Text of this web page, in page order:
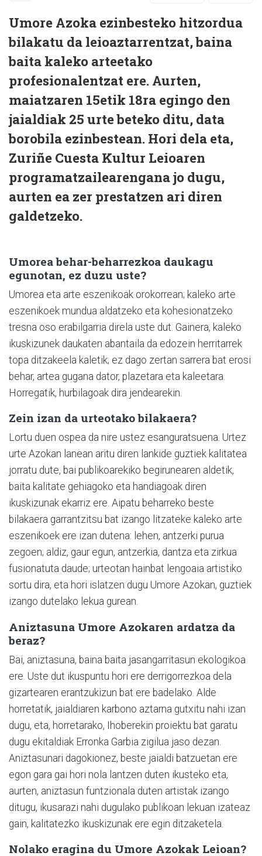
Umore Azoka ezinbesteko hitzordua
bilakatu da leioaztarrentzat, baina
baita kaleko arteetako
profesionalentzat ere. Aurten,
maiatzaren 15etik 18ra egingo den
jaialdiak 25 urte beteko ditu, data
borobila ezinbestean. Hori dela eta,
Zuriñe Cuesta Kultur Leioaren
programatzailearengana jo dugu,
aurten ea zer prestatzen ari diren
galdetzeko.
Umorea behar-beharrezkoa daukagu
egunotan, ez duzu uste?
Umorea eta arte eszenikoak orokorrean; kaleko arte
eszenikoek mundua aldatzeko eta kohesionatzeko
tresna oso erabilgarria direla uste dut. Gainera, kaleko
ikuskizunek daukaten abantaila da edozein herritarrek
topa ditzakeela kaletik; ez dago zertan sarrera bat erosi
behar, artea gugana dator, plazetara eta kaleetara.
Horregatik, hurbilagoak dira jendearekin.
Zein izan da urteotako bilakaera?
Lortu duen ospea da nire ustez esanguratsuena. Urtez
urte Azokan lanean aritu diren lankide guztiek kalitatea
jorratu dute, bai publikoarekiko begirunearen aldetik,
baita kalitate gehiagoko eta handiagoak diren
ikuskizunak ekarriz ere. Aipatu beharreko beste
bilakaera garrantzitsu bat izango litzateke kaleko arte
eszenikoek ere izan dutena: lehen, antzerki purua
zegoen; aldiz, gaur egun, antzerkia, dantza eta zirkua
fusionatuta daude; urteotan hainbat lengoaia artistiko
sortu dira, eta hori islatzen dugu Umore Azokan, guztiek
izango dutelako lekua gurean.
Aniztasuna Umore Azokaren ardatza da
beraz?
Bai, aniztasuna, baina baita jasangarritasun ekologikoa
ere. Uste dut ikuspuntu hori ere derrigorrezkoa dela
gizartearen erantzukizun bat ere badelako. Alde
horretatik, jaialdiaren karbono aztarna gutxitu nahi izan
dugu, eta, horretarako, Ihoberekin proiektu bat garatu
dugu ekitaldiak Erronka Garbia zigilua jaso dezan.
Aniztasunari dagokionez, beste jaialdi batzuetan ere
egon gara gai hori nola lantzen duten ikusteko eta,
aurten, aniztasun funtzionala duten artistak izango
ditugu, ikusarazi nahi dugulako publikoan lekuan izateaz
gain, kalitatezko ikuskizunak ere egin ditzaketela.
Nolako eragina du Umore Azokak Leioan?